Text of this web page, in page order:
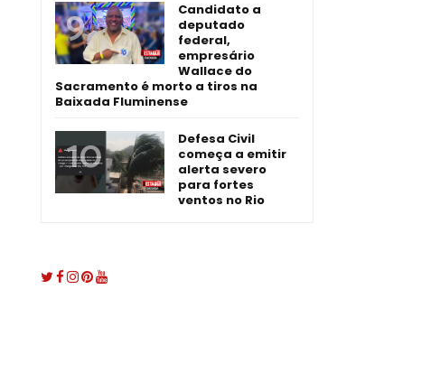
Candidato a
deputado
federal,
empresário
Wallace do
Sacramento é morto a tiros na
Baixada Fluminense
Defesa Civil
começa a emitir
alerta severo
para fortes
ventos no Rio